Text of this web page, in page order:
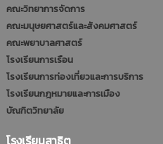
คณะวิทยาการจัดการ
คณะมนุษยศาสตร์และสังคมศาสตร์
คณะพยาบาลศาสตร์
โรงเรียนการเรือน
โรงเรียนการท่องเที่ยวและการบริการ
โรงเรียนกฎหมายและการเมือง
บัณฑิตวิทยาลัย
โรงเรียนสาธิต